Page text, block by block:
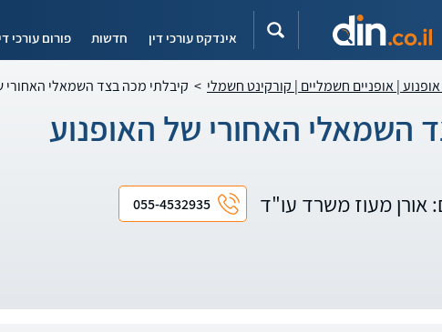
אינדקס עורכי דין חדשות פורום עורכי
| אופניים חשמליים | קורקינט חשמלי > קיבלתי מכה בצד השמאלי האחורי
השמאלי האחורי של האופנוע
אורן מעוז משרד עו"ד 055-4532935